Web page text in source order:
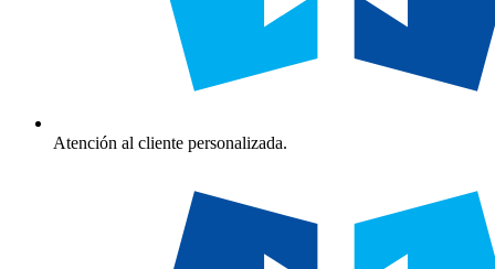
Atención al cliente personalizada.